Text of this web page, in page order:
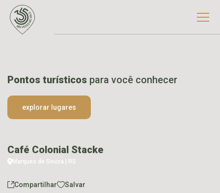
Pontos turísticos para você conhecer
explorar lugares
Café Colonial Stacke
Marques de Souza | RS
Compartilhar Salvar